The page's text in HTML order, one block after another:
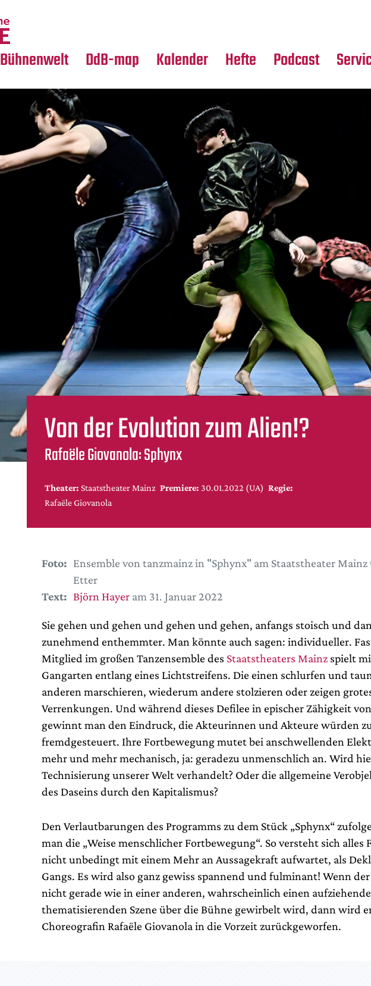
Bühnenwelt
Medientipps
DdB-map Kalender Hefte Podcast
Von der Evolution zum Alien!?
Rafaële Giovanola: Sphynx
Theater: Staatstheater Mainz Premiere: 30.01.2022 (UA) Regie:
Rafaële Giovanola
Foto: Ensemble von tanzmainz in "Sphynx" am Staatstheater
Etter
Text: Björn Hayeram 31. Januar 2022
Sie gehen und gehen und gehen und gehen, anfangs stoisch und
zunehmend enthemmter. Man könnte auch sagen: individueller.
Mitglied im großen Tanzensemble des Staatstheaters Mainz spielt
Gangarten entlang eines Lichtstreifens. Die einen schlurfen und
anderen marschieren, wiederum andere stolzieren oder zeigen
Verrenkungen. Und während dieses Defilee in epischer Zähigkeit
gewinnt man den Eindruck, die Akteurinnen und Akteure würden
fremdgesteuert. Ihre Fortbewegung mutet bei anschwellenden
mehr und mehr mechanisch, ja: geradezu unmenschlich an. Wird
Technisierung unserer Welt verhandelt? Oder die allgemeine
des Daseins durch den Kapitalismus?
Den Verlautbarungen des Programms zu dem Stück „Sphynx“
man die „Weise menschlicher Fortbewegung“. So versteht sich alles
nicht unbedingt mit einem Mehr an Aussagekraft aufwartet, als
Gangs. Es wird also ganz gewiss spannend und fulminant! Wenn
nicht gerade wie in einer anderen, wahrscheinlich einen
thematisierenden Szene über die Bühne gewirbelt wird, dann wird
Choreografin Rafaële Giovanola in die Vorzeit zurückgeworfen.